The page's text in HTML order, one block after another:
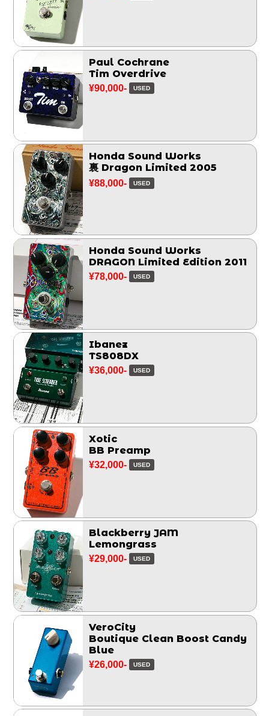
Paul Cochrane
Tim Overdrive
¥90,000- USED
Honda Sound Works
裏 Dragon Limited 2005
¥88,000- USED
Honda Sound Works
DRAGON Limited Edition 2011
¥78,000- USED
Ibanez
TS808DX
¥36,000- USED
Xotic
BB Preamp
¥32,000- USED
Blackberry JAM
Lemongrass
¥29,000- USED
VeroCity
Boutique Clean Boost Candy
Blue
¥26,000- USED